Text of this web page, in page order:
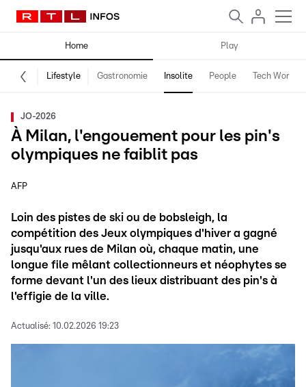
Home Play
Lifestyle Gastronomie Insolite People Tech World
JO-2026
À Milan, l'engouement pour les pin's
olympiques ne faiblit pas
AFP
Loin des pistes de ski ou de bobsleigh, la
compétition des Jeux olympiques d'hiver a gagné
jusqu'aux rues de Milan où, chaque matin, une
longue file mêlant collectionneurs et néophytes se
forme devant l'un des lieux distribuant des pin's à
l'effigie de la ville.
Actualisé: 10.02.2026 19:23